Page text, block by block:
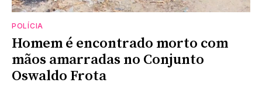
POLÍCIA
Homem é encontrado morto com
mãos amarradas no Conjunto
Oswaldo Frota